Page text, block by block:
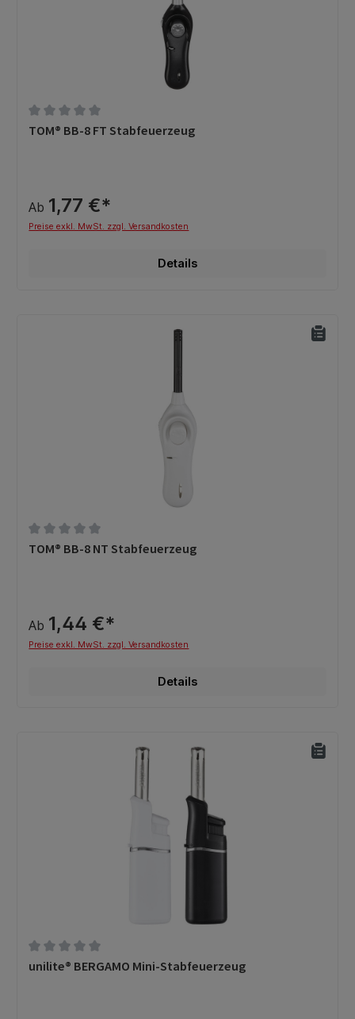
Durchschnittliche Bewertung von 0 von 5 Sternen
TOM® BB-8 FT Stabfeuerzeug
Ab 1,77 €*
Preise exkl. MwSt. zzgl. Versandkosten
Details
Durchschnittliche Bewertung von 0 von 5 Sternen
TOM® BB-8 NT Stabfeuerzeug
Ab 1,44 €*
Preise exkl. MwSt. zzgl. Versandkosten
Details
Durchschnittliche Bewertung von 0 von 5 Sternen
unilite® BERGAMO Mini-Stabfeuerzeug